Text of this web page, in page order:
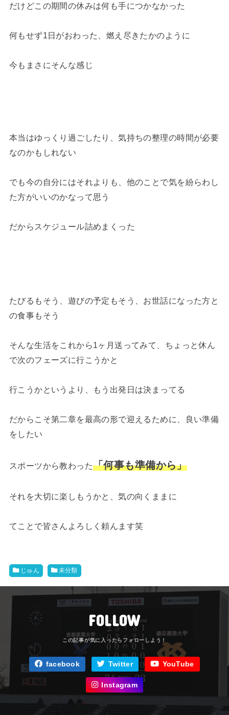
だけどこの期間の休みは何も手につかなかった
何もせず1日がおわった、燃え尽きたかのように
今もまさにそんな感じ
本当はゆっくり過ごしたり、気持ちの整理の時間が必要
なのかもしれない
でも今の自分にはそれよりも、他のことで気を紛らわし
た方がいいのかなって思う
だからスケジュール詰めまくった
たびるもそう、遊びの予定もそう、お世話になった方と
の食事もそう
そんな生活をこれから1ヶ月送ってみて、ちょっと休ん
で次のフェーズに行こうかと
行こうかというより、もう出発日は決まってる
だからこそ第二章を最高の形で迎えるために、良い準備
をしたい
スポーツから教わった「何事も準備から」
それを大切に楽しもうかと、気の向くままに
てことで皆さんよろしく頼んます笑
じゅん 未分類
FOLLOW
facebook Twitter YouTube
Instagram